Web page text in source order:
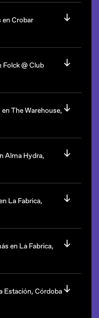
y Sarmiento, Punta
Av General Paz y
en Crobar
de La Infanta,
Folck @ Club
Parque San Martín,
The Warehouse,
Lamas
Alma Hydra,
La Fabrica,
en La Fabrica,
Estación, Córdoba